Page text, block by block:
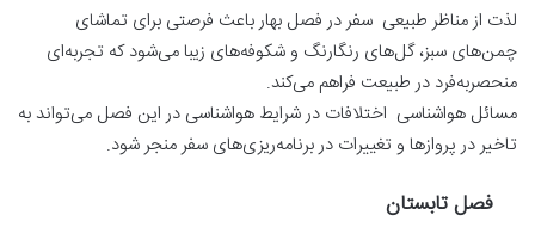
لذت از مناظر طبیعی سفر در فصل بهار باعث فرصتی برای تماشای
چمن‌های سبز، گل‌های رنگارنگ و شکوفه‌های زیبا می‌شود که تجربه‌ای
منحصربه‌فرد در طبیعت فراهم می‌کند.
مسائل هواشناسی اختلافات در شرایط هواشناسی در این فصل می‌تواند به
تاخیر در پروازها و تغییرات در برنامه‌ریزی‌های سفر منجر شود.
فصل تابستان